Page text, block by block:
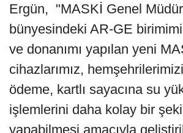
Ergün, "MASKİ Genel
bünyesindeki AR-GE
ve donanımı yapılan yeni
cihazlarımız,
ödeme, kartlı sayacına su
işlemlerini daha kolay bir
yapabilmesi amacıyla